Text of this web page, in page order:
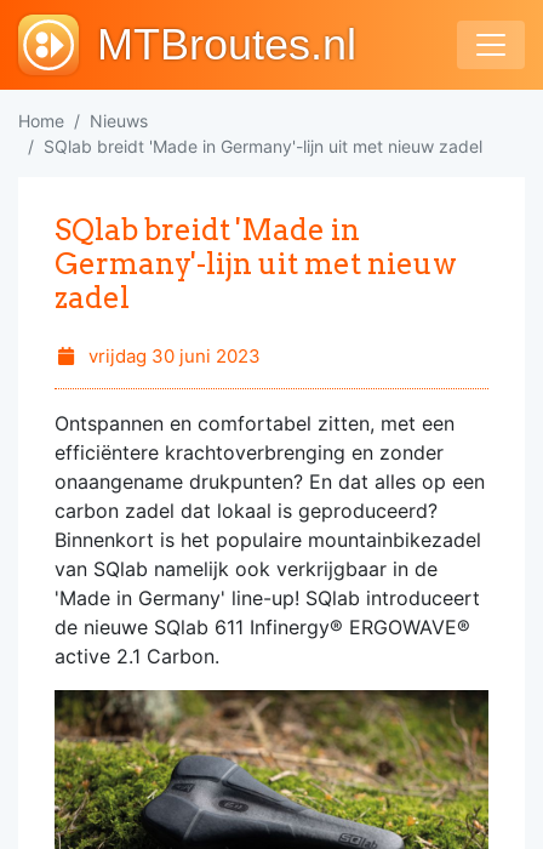
MTBroutes.nl
Home
Nieuws
SQlab breidt 'Made in Germany'-lijn uit met nieuw zadel
SQlab breidt 'Made in
Germany'-lijn uit met nieuw
zadel
vrijdag 30 juni 2023
Ontspannen en comfortabel zitten, met een
efficiëntere krachtoverbrenging en zonder
onaangename drukpunten? En dat alles op een
carbon zadel dat lokaal is geproduceerd?
Binnenkort is het populaire mountainbikezadel
van SQlab namelijk ook verkrijgbaar in de
'Made in Germany' line-up! SQlab introduceert
de nieuwe SQlab 611 Infinergy® ERGOWAVE®
active 2.1 Carbon.